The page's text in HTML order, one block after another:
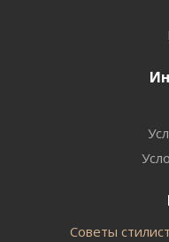
Советы